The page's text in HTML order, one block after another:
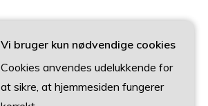
Vi bruger kun nødvendige cookies
Cookies anvendes udelukkende for
at sikre, at hjemmesiden fungerer